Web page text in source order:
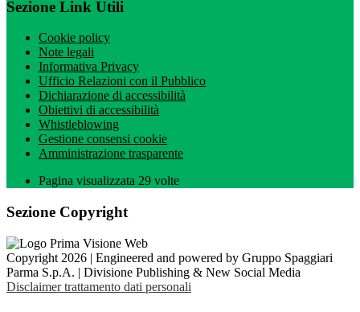
Sezione Link Utili
Cookie policy
Note legali
Informativa Privacy
Ufficio Relazioni con il Pubblico
Dichiarazione di accessibilità
Obiettivi di accessibilità
Whistleblowing
Gestione consensi cookie
Amministrazione trasparente
Pagina visualizzata 29 volte
Sezione Copyright
Copyright 2026 | Engineered and powered by Gruppo Spaggiari
Parma S.p.A. | Divisione Publishing & New Social Media
Disclaimer trattamento dati personali